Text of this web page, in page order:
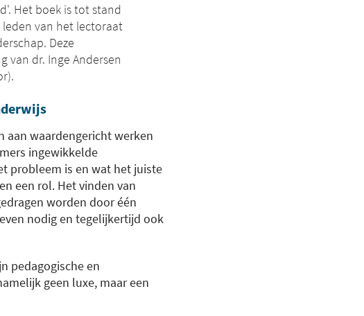
Het boek is tot stand
van het lectoraat
Deze
van dr. Inge Andersen
aan waardengericht werken
ingewikkelde
probleem is en wat het juiste
een rol. Het vinden van
worden door één
nodig en tegelijkertijd ook
pedagogische en
geen luxe, maar een